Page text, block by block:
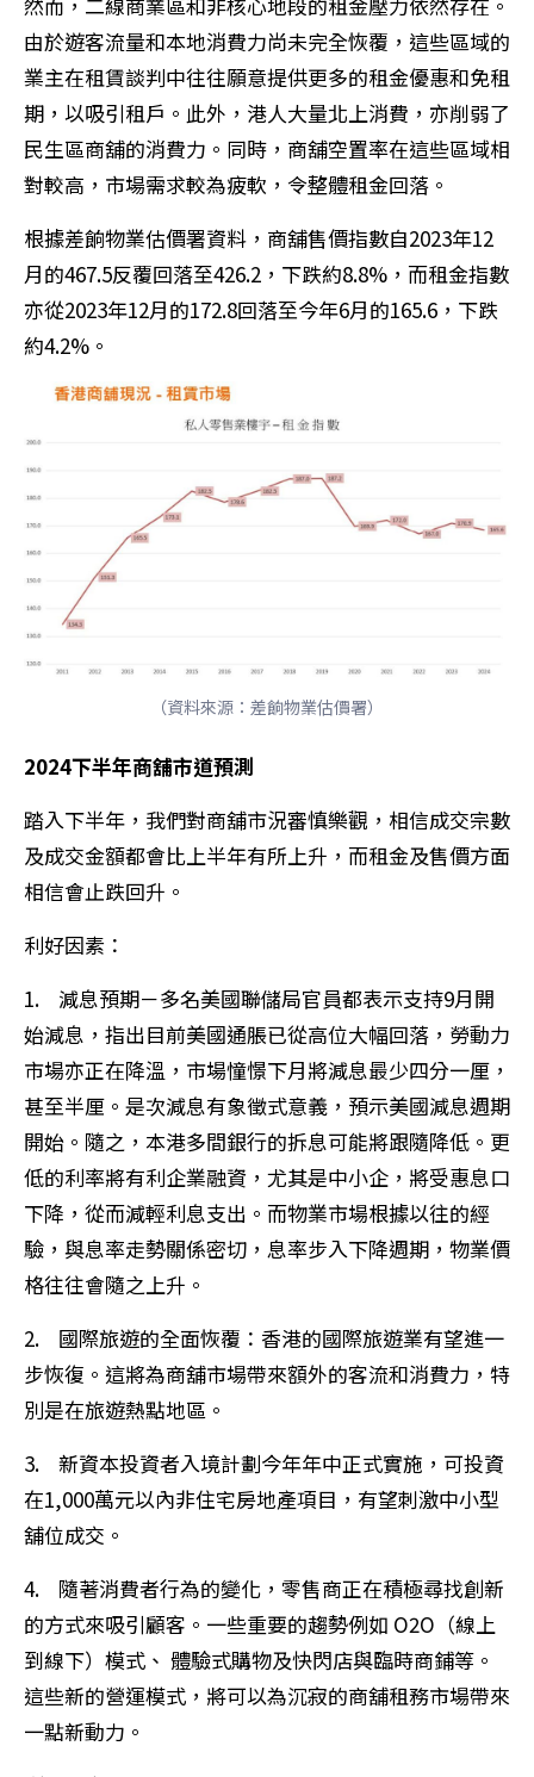
由於遊客流量和本地消費力尚未完全恢覆，這些區域的
業主在租賃談判中往往願意提供更多的租金優惠和免租
期，以吸引租戶。此外，港人大量北上消費，亦削弱了
民生區商舖的消費力。同時，商舖空置率在這些區域相
對較高，市場需求較為疲軟，令整體租金回落。
根據差餉物業估價署資料，商舖售價指數自2023年12
月的467.5反覆回落至426.2，下跌約8.8%，而租金指數
亦從2023年12月的172.8回落至今年6月的165.6，下跌
約4.2%。
（資料來源：差餉物業估價署）
2024下半年商舖市道預測
踏入下半年，我們對商舖市況審慎樂觀，相信成交宗數
及成交金額都會比上半年有所上升，而租金及售價方面
相信會止跌回升。
利好因素：
1. 減息預期－多名美國聯儲局官員都表示支持9月開
始減息，指出目前美國通脹已從高位大幅回落，勞動力
市場亦正在降溫，市場憧憬下月將減息最少四分一厘，
甚至半厘。是次減息有象徵式意義，預示美國減息週期
開始。隨之，本港多間銀行的拆息可能將跟隨降低。更
低的利率將有利企業融資，尤其是中小企，將受惠息口
下降，從而減輕利息支出。而物業市場根據以往的經
驗，與息率走勢關係密切，息率步入下降週期，物業價
格往往會隨之上升。
2. 國際旅遊的全面恢覆：香港的國際旅遊業有望進一
步恢復。這將為商舖市場帶來額外的客流和消費力，特
別是在旅遊熱點地區。
3. 新資本投資者入境計劃今年年中正式實施，可投資
在1,000萬元以內非住宅房地產項目，有望刺激中小型
舖位成交。
4. 隨著消費者行為的變化，零售商正在積極尋找創新
的方式來吸引顧客。一些重要的趨勢例如 O2O（線上
到線下）模式、 體驗式購物及快閃店與臨時商鋪等。
這些新的營運模式，將可以為沉寂的商舖租務市場帶來
一點新動力。